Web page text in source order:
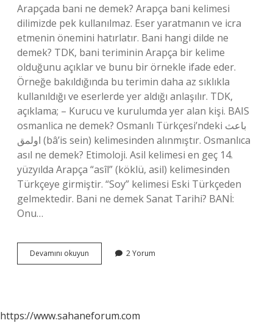
Arapçada bani ne demek? Arapça bani kelimesi
dilimizde pek kullanılmaz. Eser yaratmanın ve icra
etmenin önemini hatırlatır. Bani hangi dilde ne
demek? TDK, bani teriminin Arapça bir kelime
olduğunu açıklar ve bunu bir örnekle ifade eder.
Örneğe bakıldığında bu terimin daha az sıklıkla
kullanıldığı ve eserlerde yer aldığı anlaşılır. TDK,
açıklama; – Kurucu ve kurulumda yer alan kişi. BAIS
osmanlica ne demek? Osmanlı Türkçesi’ndeki باعث
اولمق‎ (bâ’is sein) kelimesinden alınmıştır. Osmanlıca
asıl ne demek? Etimoloji. Asil kelimesi en geç 14.
yüzyılda Arapça “asîl” (köklü, asil) kelimesinden
Türkçeye girmiştir. “Soy” kelimesi Eski Türkçeden
gelmektedir. Bani ne demek Sanat Tarihi? BANİ:
Onu…
Devamını okuyun
Osmanlıca
2 Yorum
https://www.sahaneforum.com